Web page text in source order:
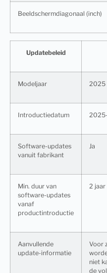
Beeldschermdiagonaal (inch)
Updatebeleid
Modeljaar 2025
Introductiedatum
Software-updates
vanuit fabrikant
Ja
Min. duur van
software-updates
vanaf
productintroductie
2 jaar
Aanvullende
update-informatie
Voor
niet
de